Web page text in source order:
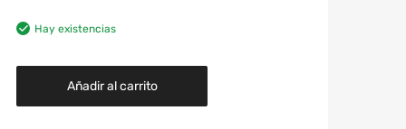
Hay existencias
Añadir al carrito